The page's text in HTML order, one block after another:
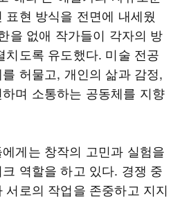
표현 방식을 전면에 내세웠
을 없애 작가들이 각자의 방
치도록 유도했다. 미술 전공
허물고, 개인의 삶과 감정,
며 소통하는 공동체를 지향
게는 창작의 고민과 실험을
역할을 하고 있다. 경쟁 중
서로의 작업을 존중하고 지지